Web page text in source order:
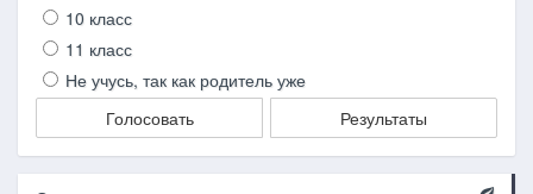
10 класс
11 класс
Не учусь, так как родитель уже
Голосовать
Результаты